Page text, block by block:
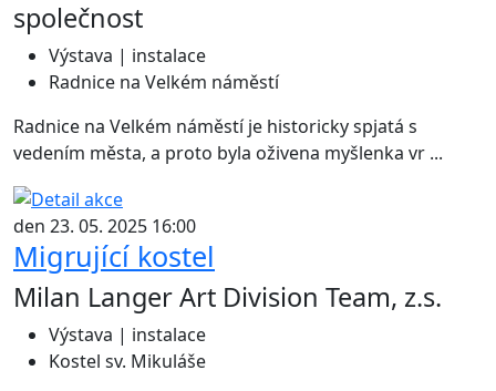
společnost
Výstava | instalace
Radnice na Velkém náměstí
Radnice na Velkém náměstí je historicky spjatá s
vedením města, a proto byla oživena myšlenka vr ...
den 23. 05. 2025 16:00
Migrující kostel
Milan Langer Art Division Team, z.s.
Výstava | instalace
Kostel sv. Mikuláše